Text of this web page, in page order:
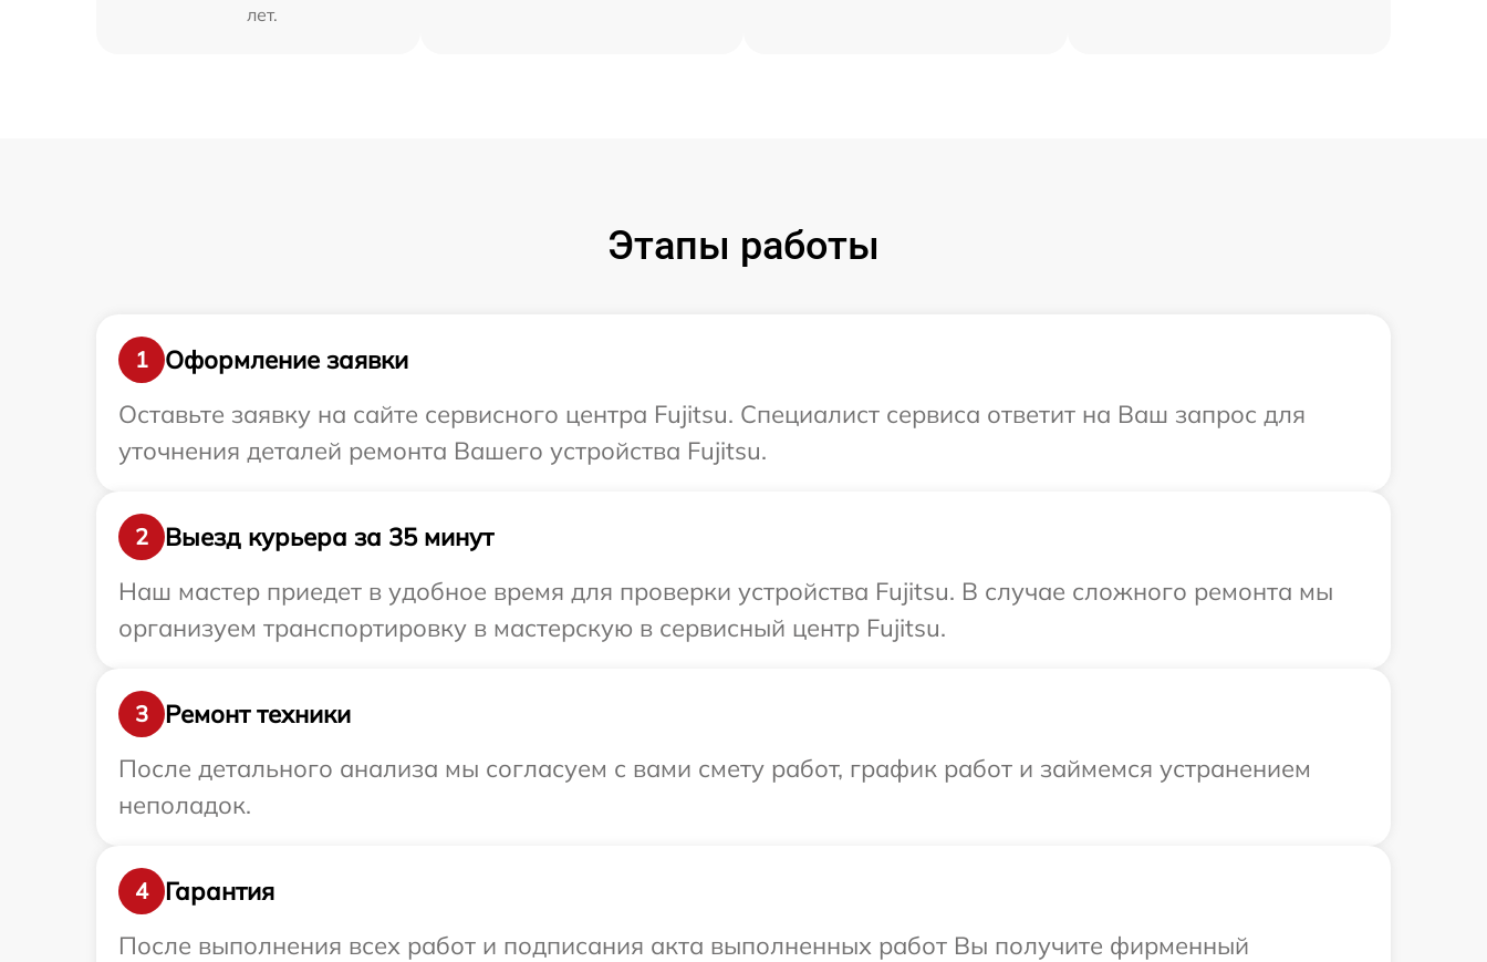
лет.
Этапы работы
1
Оформление заявки
Оставьте заявку на сайте сервисного центра Fujitsu. Специалист сервиса ответит на Ваш запрос для
уточнения деталей ремонта Вашего устройства Fujitsu.
2
Выезд курьера за 35 минут
Наш мастер приедет в удобное время для проверки устройства Fujitsu. В случае сложного ремонта мы
организуем транспортировку в мастерскую в сервисный центр Fujitsu.
3
Ремонт техники
После детального анализа мы согласуем с вами смету работ, график работ и займемся устранением
неполадок.
4
Гарантия
После выполнения всех работ и подписания акта выполненных работ Вы получите фирменный